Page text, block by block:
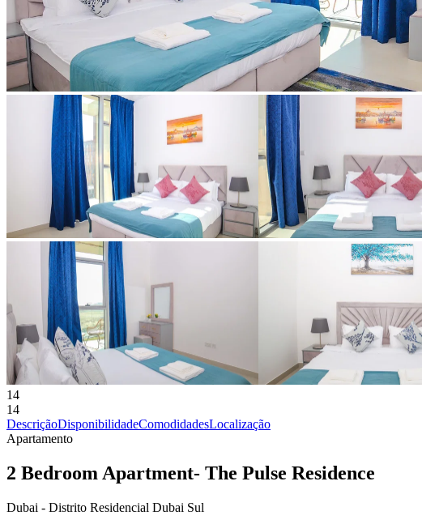
14
14
DescriçãoDisponibilidadeComodidadesLocalização
Apartamento
2 Bedroom Apartment- The Pulse Residence
Dubai - Distrito Residencial Dubai Sul